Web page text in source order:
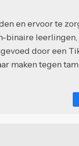
en ervoor te
binaire
door een
maken tegen